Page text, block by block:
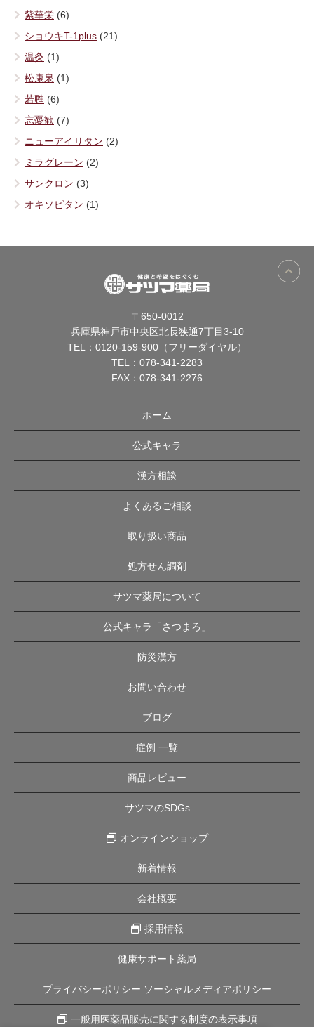
紫華栄 (6)
ショウキT-1plus (21)
温灸 (1)
松康泉 (1)
若甦 (6)
忘憂歓 (7)
ニューアイリタン (2)
ミラグレーン (2)
サンクロン (3)
オキソピタン (1)
〒650-0012
兵庫県神戸市中央区北長狭通7丁目3-10
TEL： 0120-159-900（フリーダイヤル）
TEL： 078-341-2283
FAX：078-341-2276
ホーム
公式キャラ
漢方相談
よくあるご相談
取り扱い商品
処方せん調剤
サツマ薬局について
公式キャラ「さつまろ」
防災漢方
お問い合わせ
ブログ
症例 一覧
商品レビュー
サツマのSDGs
オンラインショップ
新着情報
会社概要
採用情報
健康サポート薬局
プライバシーポリシー ソーシャルメディアポリシー
一般用医薬品販売に関する制度の表示事項